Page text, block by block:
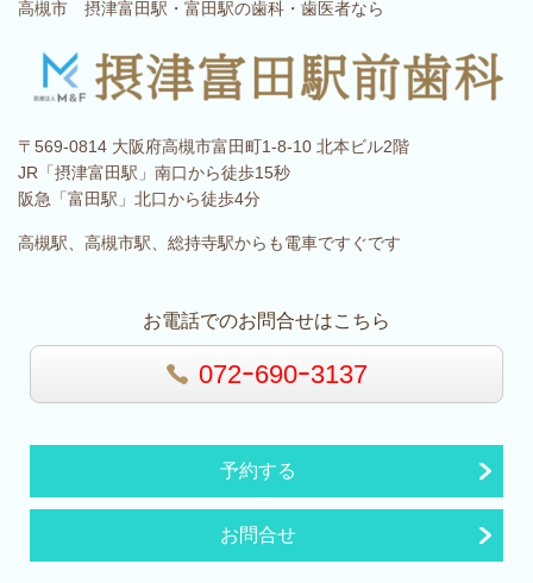
高槻市 摂津富田駅・富田駅の歯科・歯医者なら
〒569-0814 大阪府高槻市富田町1-8-10 北本ビル2階
JR「摂津富田駅」南口から徒歩15秒
阪急「富田駅」北口から徒歩4分
高槻駅、高槻市駅、総持寺駅からも電車ですぐです
お電話でのお問合せはこちら
072ｰ690ｰ3137
予約する
お問合せ